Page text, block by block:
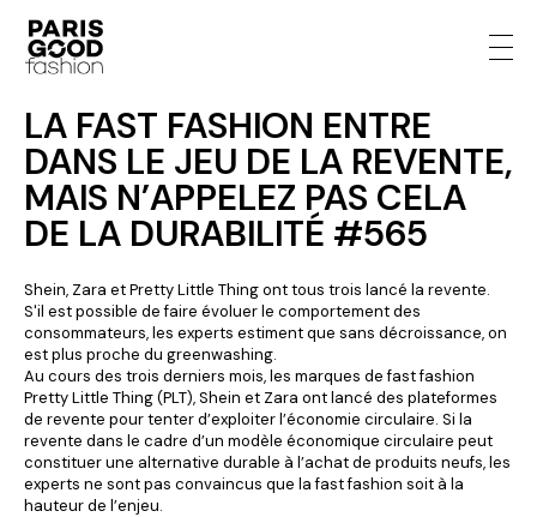
LA FAST FASHION ENTRE
DANS LE JEU DE LA REVENTE,
MAIS N’APPELEZ PAS CELA
DE LA DURABILITÉ #565
Shein, Zara et Pretty Little Thing ont tous trois lancé la revente.
S'il est possible de faire évoluer le comportement des
consommateurs, les experts estiment que sans décroissance, on
est plus proche du greenwashing.
Au cours des trois derniers mois, les marques de fast fashion
Pretty Little Thing (PLT), Shein et Zara ont lancé des plateformes
de revente pour tenter d’exploiter l’économie circulaire. Si la
revente dans le cadre d’un modèle économique circulaire peut
constituer une alternative durable à l’achat de produits neufs, les
experts ne sont pas convaincus que la fast fashion soit à la
hauteur de l’enjeu.